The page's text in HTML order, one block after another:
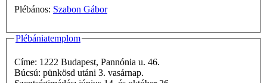
Plébános: Szabon Gábor
Plébániatemplom
Címe: 1222 Budapest, Pannónia u. 46.
Búcsú: pünkösd utáni 3. vasárnap.